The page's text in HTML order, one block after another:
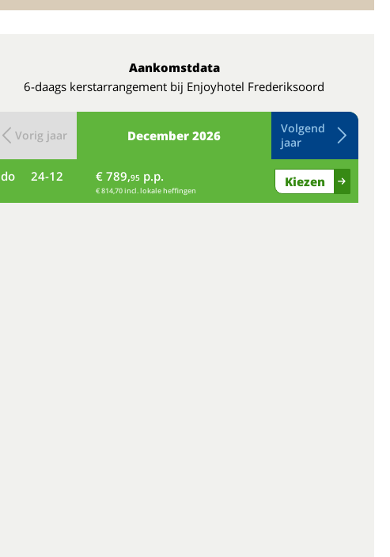
Aankomstdata
6-daags kerstarrangement bij Enjoyhotel Frederiksoord
December 2026
Vorig jaar
Volgend
jaar
do 24-12 € 789,95 p.p.
€ 814,70 incl. lokale heffingen
Kiezen